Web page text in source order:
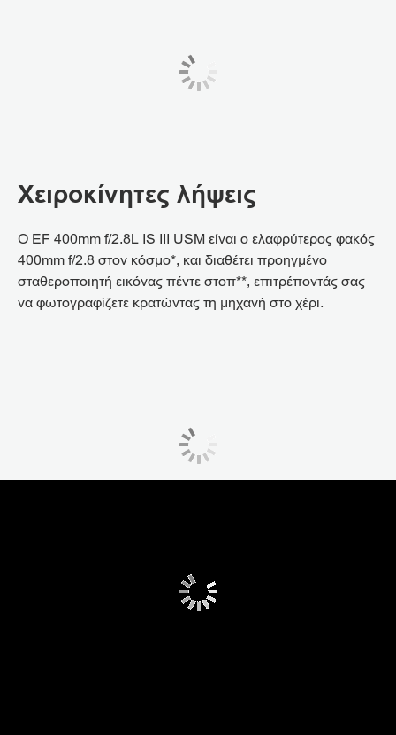
Χειροκίνητες λήψεις
Ο EF 400mm f/2.8L IS III USM είναι ο ελαφρύτερος φακός
400mm f/2.8 στον κόσμο*, και διαθέτει προηγμένο
σταθεροποιητή εικόνας πέντε στοπ**, επιτρέποντάς σας
να φωτογραφίζετε κρατώντας τη μηχανή στο χέρι.